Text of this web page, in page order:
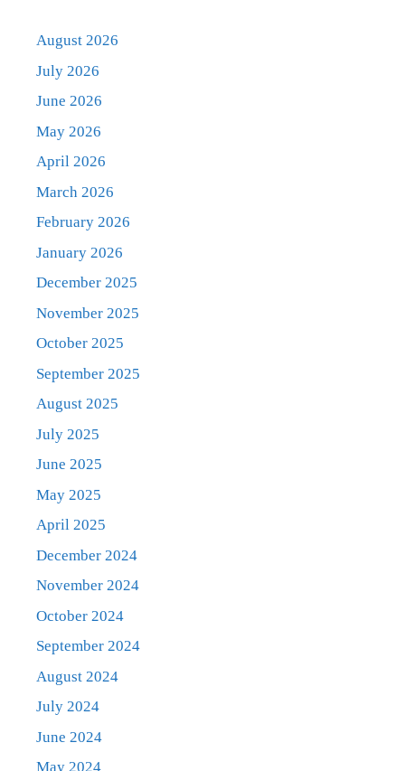
August 2026
July 2026
June 2026
May 2026
April 2026
March 2026
February 2026
January 2026
December 2025
November 2025
October 2025
September 2025
August 2025
July 2025
June 2025
May 2025
April 2025
December 2024
November 2024
October 2024
September 2024
August 2024
July 2024
June 2024
May 2024